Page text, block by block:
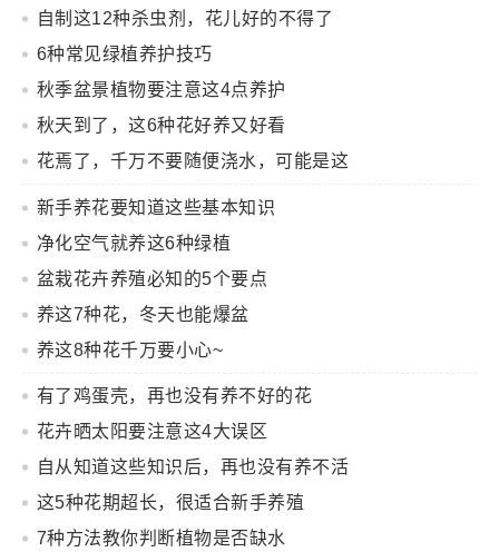
识）
报春花 艾玛，瞧瞧人家个头不大，气势不小，够妖艳
爆盆秘诀 能不能让报春花开花多，花期长就看你会不
会养了。 1.早播早移苗，大概5月份播种，小苗长出2
片叶子移栽，4片叶子时再移。
阴，而且每周往盆土上，喷50%多菌灵500-800倍液，
防止生病。 3.9月份左右上盆，10月初拿到太阳下接受
护知识）
杜鹃 别说杜鹃不好养，大神的颜色艳丽，花又大又
自制这12种杀虫剂，花儿好的不得了
6种常见绿植养护技巧
秋季盆景植物要注意这4点养护
秋天到了，这6种花好养又好看
花焉了，千万不要随便浇水，可能是这
7种状况~
新手养花要知道这些基本知识
净化空气就养这6种绿植
盆栽花卉养殖必知的5个要点
养这7种花，冬天也能爆盆
养这8种花千万要小心~
有了鸡蛋壳，再也没有养不好的花
花卉晒太阳要注意这4大误区
自从知道这些知识后，再也没有养不活
的植物了
这5种花期超长，很适合新手养殖
7种方法教你判断植物是否缺水